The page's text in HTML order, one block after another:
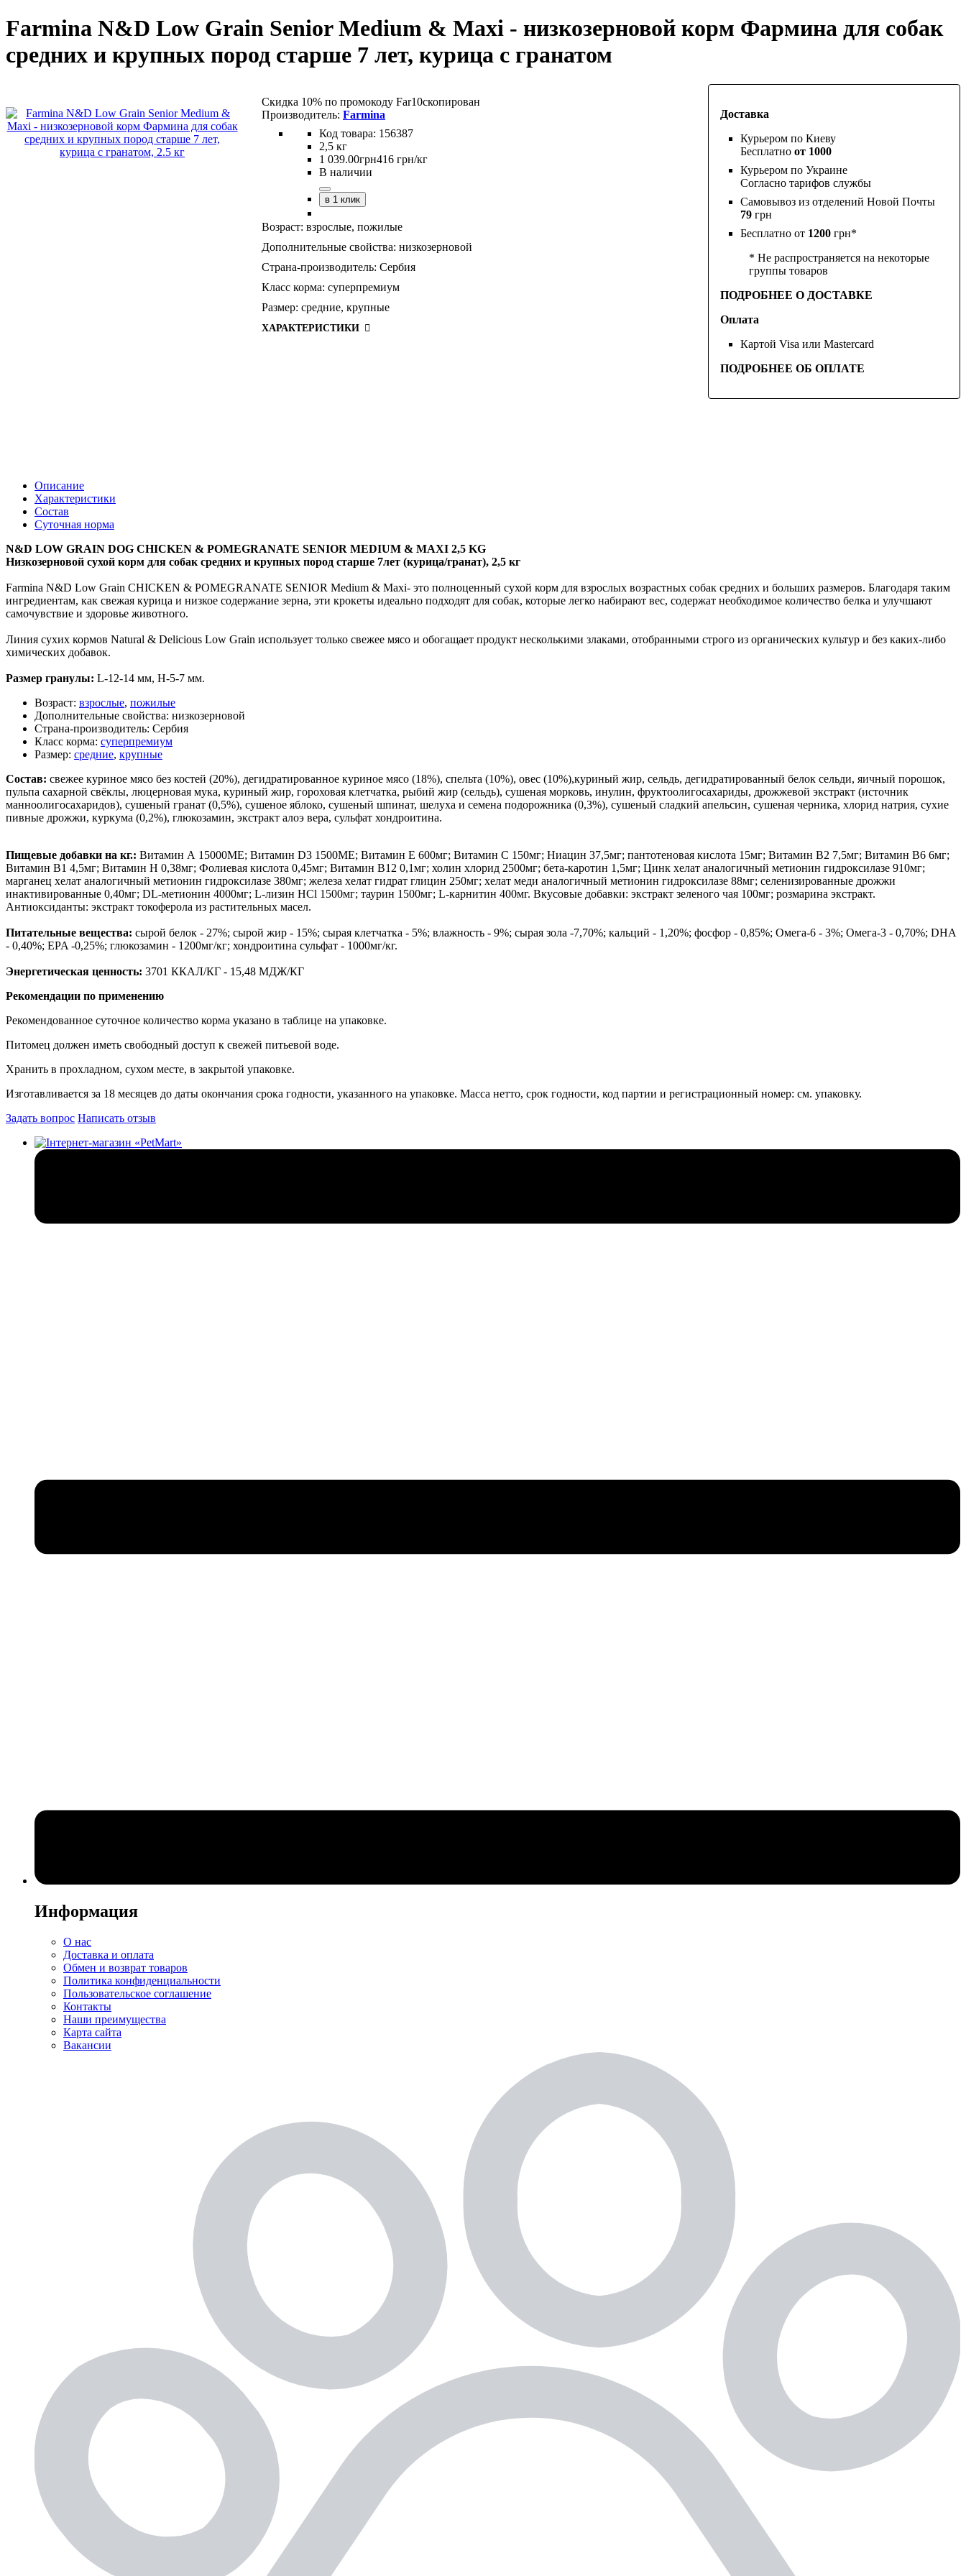
Farmina N&D Low Grain Senior Medium & Maxi - низкозерновой корм Фармина для собак
средних и крупных пород старше 7 лет, курица с гранатом
Доставка
Курьером по Киеву
Бесплатно от 1000
Курьером по Украине
Согласно тарифов службы
Самовывоз из отделений Новой Почты
79 грн
Бесплатно от 1200 грн*
* Не распространяется на некоторые
группы товаров
ПОДРОБНЕЕ О ДОСТАВКЕ
Оплата
Картой Visa или Mastercard
ПОДРОБНЕЕ ОБ ОПЛАТЕ
Скидка 10% по промокоду Far10скопирован
Farmina
156387
2,5 кг
1 039.00грн416 грн/кг
В наличии
в 1 клик
Возраст: взрослые, пожилые
Дополнительные свойства: низкозерновой
Страна-производитель: Сербия
Класс корма: суперпремиум
Размер: средние, крупные
ХАРАКТЕРИСТИКИ
Описание
Характеристики
Состав
Суточная норма
N&D LOW GRAIN DOG CHICKEN & POMEGRANATE SENIOR MEDIUM & MAXI 2,5 KG
Низкозерновой сухой корм для собак средних и крупных пород старше 7лет (курица/гранат), 2,5 кг
Farmina N&D Low Grain CHICKEN & POMEGRANATE SENIOR Medium & Maxi- это полноценный сухой корм для взрослых возрастных собак средних и больших размеров. Благодаря таким
ингредиентам, как свежая курица и низкое содержание зерна, эти крокеты идеально подходят для собак, которые легко набирают вес, содержат необходимое количество белка и улучшают
самочувствие и здоровье животного.
Линия сухих кормов Natural & Delicious Low Grain использует только свежее мясо и обогащает продукт несколькими злаками, отобранными строго из органических культур и без каких-либо
химических добавок.
Размер гранулы: L-12-14 мм, H-5-7 мм.
Возраст: взрослые, пожилые
Дополнительные свойства: низкозерновой
Страна-производитель: Сербия
Класс корма: суперпремиум
Размер: средние, крупные
Состав: свежее куриное мясо без костей (20%), дегидратированное куриное мясо (18%), спельта (10%), овес (10%),куриный жир, сельдь, дегидратированный белок сельди, яичный порошок,
пульпа сахарной свёклы, люцерновая мука, куриный жир, гороховая клетчатка, рыбий жир (сельдь), сушеная морковь, инулин, фруктоолигосахариды, дрожжевой экстракт (источник
манноолигосахаридов), сушеный гранат (0,5%), сушеное яблоко, сушеный шпинат, шелуха и семена подорожника (0,3%), сушеный сладкий апельсин, сушеная черника, хлорид натрия, сухие
пивные дрожжи, куркума (0,2%), глюкозамин, экстракт алоэ вера, сульфат хондроитина.
Пищевые добавки на кг.: Витамин А 15000МЕ; Витамин D3 1500МЕ; Витамин Е 600мг; Витамин С 150мг; Ниацин 37,5мг; пантотеновая кислота 15мг; Витамин В2 7,5мг; Витамин В6 6мг;
Витамин В1 4,5мг; Витамин Н 0,38мг; Фолиевая кислота 0,45мг; Витамин В12 0,1мг; холин хлорид 2500мг; бета-каротин 1,5мг; Цинк хелат аналогичный метионин гидроксилазе 910мг;
марганец хелат аналогичный метионин гидроксилазе 380мг; железа хелат гидрат глицин 250мг; хелат меди аналогичный метионин гидроксилазе 88мг; селенизированные дрожжи
инактивированные 0,40мг; DL-метионин 4000мг; L-лизин HCl 1500мг; таурин 1500мг; L-карнитин 400мг. Вкусовые добавки: экстракт зеленого чая 100мг; розмарина экстракт.
Антиоксиданты: экстракт токоферола из растительных масел.
Питательные вещества: сырой белок - 27%; сырой жир - 15%; сырая клетчатка - 5%; влажность - 9%; сырая зола -7,70%; кальций - 1,20%; фосфор - 0,85%; Омега-6 - 3%; Омега-3 - 0,70%; DHA
- 0,40%; EPA -0,25%; глюкозамин - 1200мг/кг; хондроитина сульфат - 1000мг/кг.
Энергетическая ценность: 3701 ККАЛ/КГ - 15,48 МДЖ/КГ
Рекомендации по применению
Рекомендованное суточное количество корма указано в таблице на упаковке.
Питомец должен иметь свободный доступ к свежей питьевой воде.
Хранить в прохладном, сухом месте, в закрытой упаковке.
Изготавливается за 18 месяцев до даты окончания срока годности, указанного на упаковке. Масса нетто, срок годности, код партии и регистрационный номер: см. упаковку.
Задать вопрос Написать отзыв
Информация
О нас
Доставка и оплата
Обмен и возврат товаров
Политика конфиденциальности
Пользовательское соглашение
Контакты
Наши преимущества
Карта сайта
Вакансии